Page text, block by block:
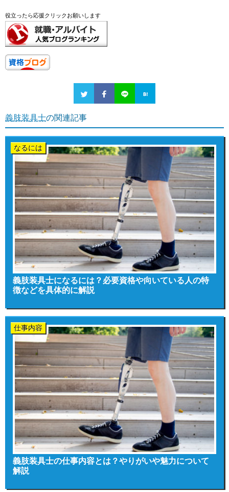
役立ったら応援クリックお願いします
義肢装具士の関連記事
なるには
義肢装具士になるには？必要資格や向いている人の特
徴などを具体的に解説
仕事内容
義肢装具士の仕事内容とは？やりがいや魅力について
解説